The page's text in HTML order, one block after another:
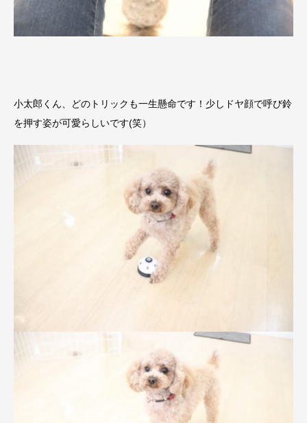
小太郎くん、どのトリックも一生懸命です！少しドヤ顔で呼び鈴
を押す姿が可愛らしいです(笑）